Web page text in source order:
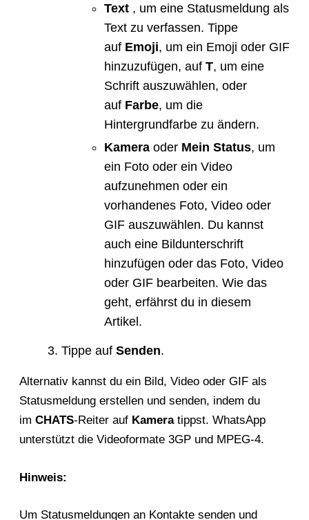
Text , um eine Statusmeldung als
Text zu verfassen. Tippe
auf Emoji, um ein Emoji oder GIF
hinzuzufügen, auf T, um eine
Schrift auszuwählen, oder
auf Farbe, um die
Hintergrundfarbe zu ändern.
Kameraoder Mein Status, um
ein Foto oder ein Video
aufzunehmen oder ein
vorhandenes Foto, Video oder
GIF auszuwählen. Du kannst
auch eine Bildunterschrift
hinzufügen oder das Foto, Video
oder GIF bearbeiten. Wie das
geht, erfährst du in diesem
Artikel.
Tippe aufSenden.
Alternativ kannst du ein Bild, Video oder GIF als
Statusmeldung erstellen und senden, indem du
im CHATS-Reiter auf Kameratippst. WhatsApp
unterstützt die Videoformate 3GP und MPEG-4.
Hinweis:
Um Statusmeldungen an Kontakte senden und